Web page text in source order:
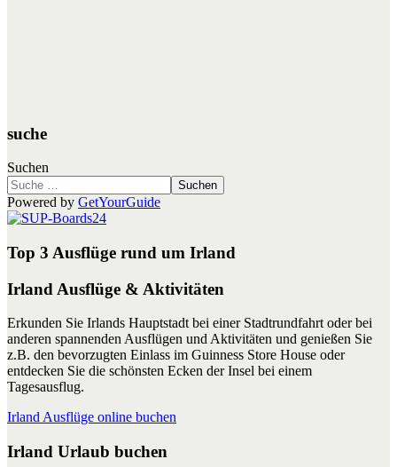
suche
Suchen
Suchen
Powered by GetYourGuide
Top 3 Ausflüge rund um Irland
Irland Ausflüge & Aktivitäten
Erkunden Sie Irlands Hauptstadt bei einer Stadtrundfahrt oder bei
anderen spannenden Ausflügen und Aktivitäten und genießen Sie
z.B. den bevorzugten Einlass im Guinness Store House oder
entdecken Sie die schönsten Ecken der Insel bei einem
Tagesausflug.
Irland Ausflüge online buchen
Irland Urlaub buchen